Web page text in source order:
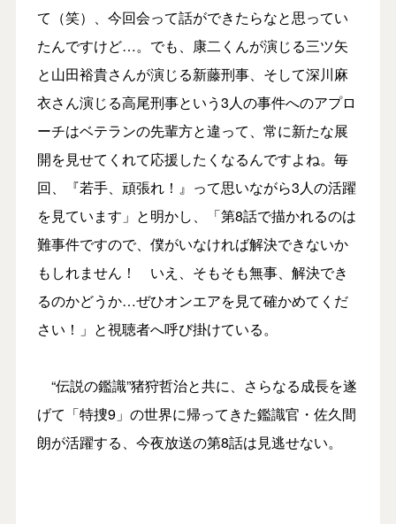
て（笑）、今回会って話ができたらなと思ってい
たんですけど…。でも、康二くんが演じる三ツ矢
と山田裕貴さんが演じる新藤刑事、そして深川麻
衣さん演じる高尾刑事という3人の事件へのアプロ
ーチはベテランの先輩方と違って、常に新たな展
開を見せてくれて応援したくなるんですよね。毎
回、『若手、頑張れ！』って思いながら3人の活躍
を見ています」と明かし、「第8話で描かれるのは
難事件ですので、僕がいなければ解決できないか
もしれません！ いえ、そもそも無事、解決でき
るのかどうか…ぜひオンエアを見て確かめてくだ
さい！」と視聴者へ呼び掛けている。
“伝説の鑑識”猪狩哲治と共に、さらなる成長を遂
げて「特捜9」の世界に帰ってきた鑑識官・佐久間
朗が活躍する、今夜放送の第8話は見逃せない。